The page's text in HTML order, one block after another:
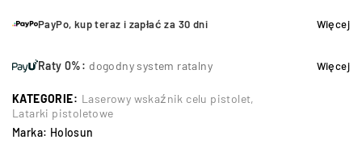
PayPo, kup teraz i zapłać za 30 dni Więcej
Raty 0%: dogodny system ratalny Więcej
KATEGORIE: Laserowy wskaźnik celu pistolet,
Latarki pistoletowe
Marka: Holosun